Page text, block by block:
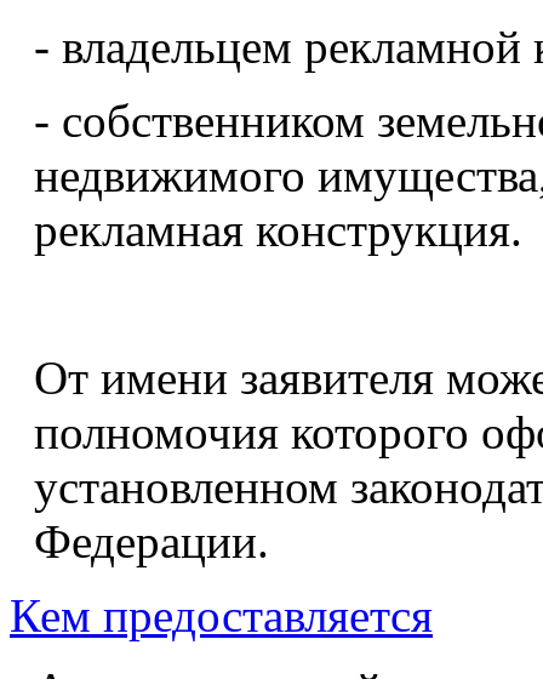
- владельцем рекламной
- собственником
недвижимого
рекламная конструкция.
От имени заявителя
полномочия которого
установленном
Федерации.
Кем предоставляется